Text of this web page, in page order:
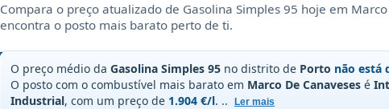
Compara o preço atualizado de Gasolina Simples 95 hoje em
encontra o posto mais barato perto de ti.
O preço médio da Gasolina Simples 95 no distrito de Porto não está
O posto com o combustível mais barato em Marco De Canaveses é
Industrial, com um preço de 1.904 €/l. .. Ler mais